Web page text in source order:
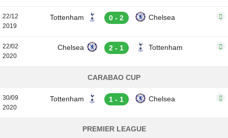
22/12
2019
Tottenham 0 - 2 Chelsea
22/02
2020
Chelsea 2 - 1 Tottenham
CARABAO CUP
30/09
2020
Tottenham 1 - 1 Chelsea
PREMIER LEAGUE